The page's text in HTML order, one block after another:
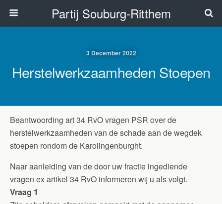
Partij Souburg-Ritthem
3 December 2022
Herstelwerkzaamheden Stoepen
Beantwoording art 34 RvO vragen PSR over de
herstelwerkzaamheden van de schade aan de wegdek
stoepen rondom de Karolingenburght.
Naar aanleiding van de door uw fractie ingediende
vragen ex artikel 34 RvO informeren wij u als volgt.
Vraag 1